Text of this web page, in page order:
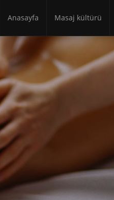
Anasayfa Masaj kültürü